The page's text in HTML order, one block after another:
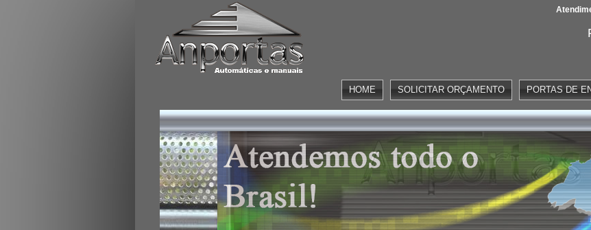
HOME SOLICITAR ORÇAMENTO PORTAS DE